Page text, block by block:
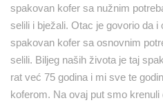
spakovan kofer sa nužnim
selili i bježali. Otac je govorio da i
spakovan kofer sa osnovnim
selili. Biljeg naših života je taj
rat već 75 godina i mi sve te
koferom. Na ovaj put smo